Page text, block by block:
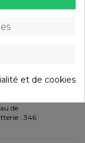
de 29 €
4 400 mAh avec
de
: 346
et de cookies